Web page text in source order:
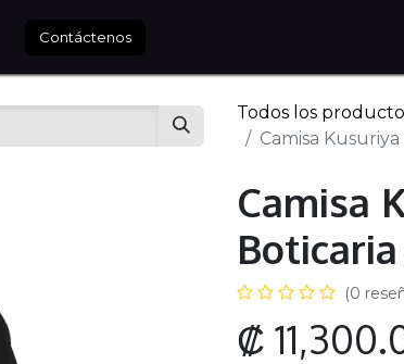
Contáctenos
Todos los
Camisa
Camisa
(0
₡